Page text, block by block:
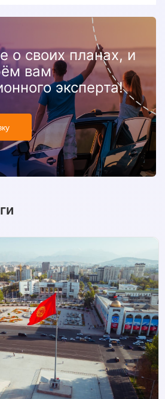
о своих планах, и
вам
эксперта!